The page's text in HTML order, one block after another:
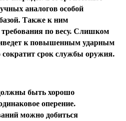
аналогов особой
Также к ним
по весу. Слишком
к повышенным ударным
срок службы оружия.
быть хорошо
оперение.
можно добиться
раз в 2
plait.ru